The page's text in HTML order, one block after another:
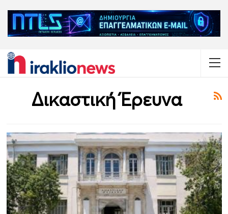
Δικαστική Έρευνα